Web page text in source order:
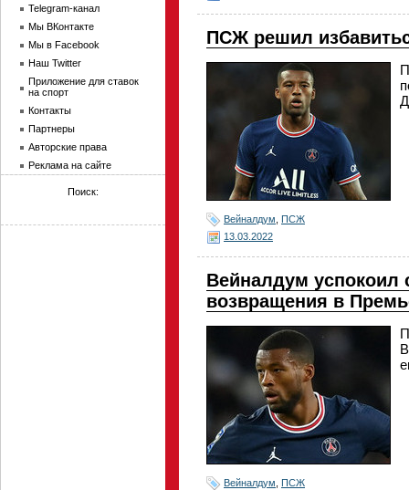
ПСЖ решил
Вейналдум ПСЖ
13.03.2022
Вейналдум успокоил
возвращения в
Вейналдум ПСЖ
Telegram-канал
Мы ВКонтакте
Мы в Facebook
Наш Twitter
Приложение для ставок
на спорт
Контакты
Партнеры
Авторские права
Реклама на сайте
Поиск: